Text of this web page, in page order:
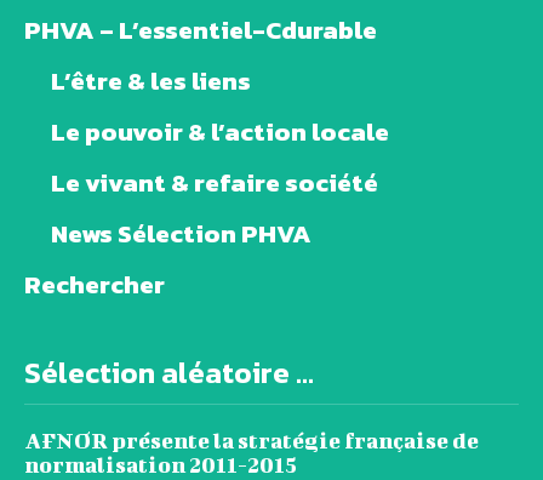
PHVA – L’essentiel-Cdurable
L’être & les liens
Le pouvoir & l’action locale
Le vivant & refaire société
News Sélection PHVA
Rechercher
Sélection aléatoire ...
AFNOR présente la stratégie française de
normalisation 2011-2015